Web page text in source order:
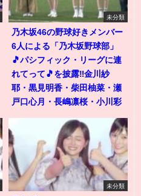
未分類
乃木坂46の野球好きメンバー
6人による「乃木坂野球部」
🎵パシフィック・リーグに連
れてって🎵を披露‼️金川紗
耶・黒見明香・柴田柚菜・瀬
戸口心月・長嶋凛桜・小川彩
未分類